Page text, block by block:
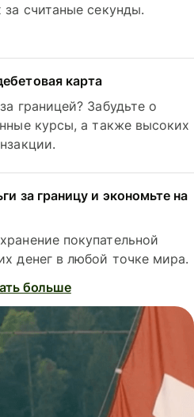
за считаные секунды.
карта
границей? Забудьте о
курсы, а также высоких
за границу и экономьте на
покупательной
денег в любой точке мира.
больше